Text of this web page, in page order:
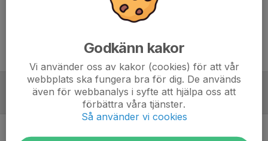
Vid uteblivet svar kan spelaren förlora sin plats och annan spelare kallas.
Meddela eventuella förhinder till ledare som är ansvarig för matchen
Godkänn kakor
Vi använder oss av kakor (cookies) för att vår
webbplats ska fungera bra för dig. De används
även för webbanalys i syfte att hjälpa oss att
förbättra våra tjänster.
Så använder vi cookies